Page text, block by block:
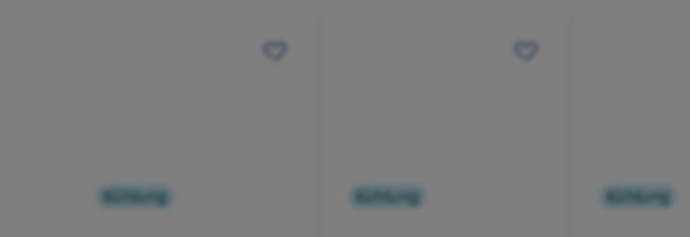
Kühlung Kühlung Kühlung